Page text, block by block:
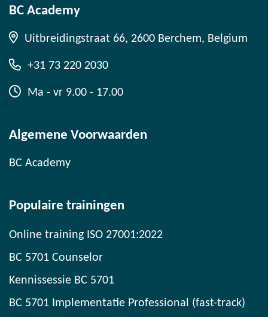
BC Academy
Uitbreidingstraat 66, 2600 Berchem, Belgium
+31 73 220 2030
Ma - vr 9.00 - 17.00
Algemene Voorwaarden
BC Academy
Populaire trainingen
Online training ISO 27001:2022
BC 5701 Counselor
Kennissessie BC 5701
BC 5701 Implementatie Professional (fast-track)